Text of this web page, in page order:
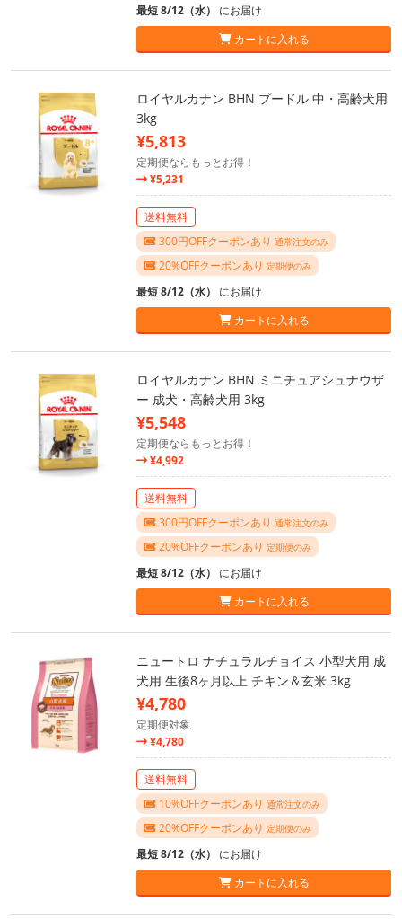
最短 8/12（水） にお届け
カートに入れる
ロイヤルカナン BHN プードル 中・高齢犬用
3kg
¥5,813
定期便ならもっとお得！
¥5,231
送料無料
300円OFFクーポンあり 通常注文のみ
20%OFFクーポンあり 定期便のみ
最短 8/12（水） にお届け
カートに入れる
ロイヤルカナン BHN ミニチュアシュナウザ
ー 成犬・高齢犬用 3kg
¥5,548
定期便ならもっとお得！
¥4,992
送料無料
300円OFFクーポンあり 通常注文のみ
20%OFFクーポンあり 定期便のみ
最短 8/12（水） にお届け
カートに入れる
ニュートロ ナチュラルチョイス 小型犬用 成
犬用 生後8ヶ月以上 チキン＆玄米 3kg
¥4,780
定期便対象
¥4,780
送料無料
10%OFFクーポンあり 通常注文のみ
20%OFFクーポンあり 定期便のみ
最短 8/12（水） にお届け
カートに入れる